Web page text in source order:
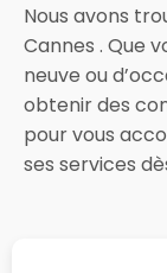
Nous avons
Cannes . Que
neuve ou
obtenir des
pour vous
ses services